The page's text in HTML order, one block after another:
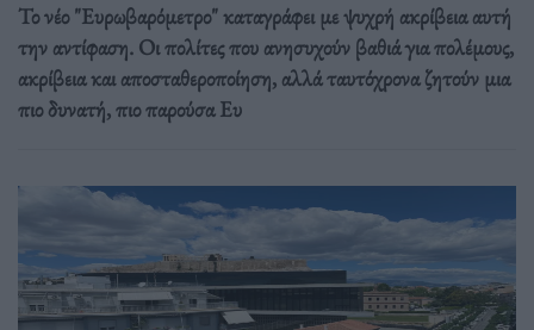
Το νέο "Ευρωβαρόμετρο" καταγράφει με ψυχρή ακρίβεια αυτή
την αντίφαση. Oι πολίτες που ανησυχούν βαθιά για πολέμους,
ακρίβεια και αποσταθεροποίηση, αλλά ταυτόχρονα ζητούν μια
πιο δυνατή, πιο παρούσα Ευ